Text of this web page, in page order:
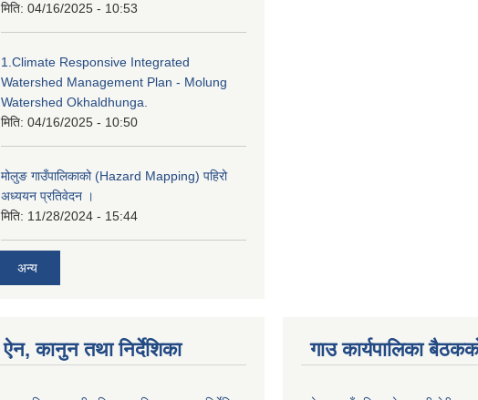
मिति: 04/16/2025 - 10:53
1.Climate Responsive Integrated
Watershed Management Plan - Molung
Watershed Okhaldhunga.
मिति: 04/16/2025 - 10:50
मोलुङ गाउँपालिकाको (Hazard Mapping) पहिरो
अध्ययन प्रतिवेदन ।
मिति: 11/28/2024 - 15:44
अन्य
ऐन, कानुन तथा निर्देशिका गाउ कार्यपालिका